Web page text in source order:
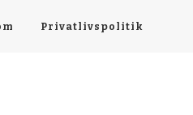
Privatlivspolitik